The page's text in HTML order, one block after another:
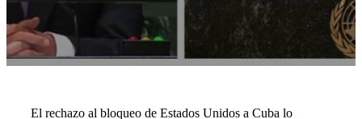
El rechazo al bloqueo de Estados Unidos a Cuba lo